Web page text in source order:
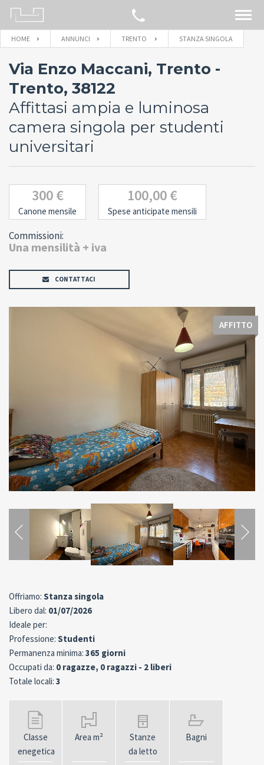
CERCA SULLA MAPPA
IMMOBILI
BLOG
HOME ANNUNCI TRENTO STANZA SINGOLA
Via Enzo Maccani, Trento -
Trento, 38122
Affittasi ampia e luminosa
camera singola per studenti
universitari
300 €
Canone mensile
100,00 €
Spese anticipate mensili
Commissioni:
Una mensilità + iva
CONTATTACI
AFFITTO
Offriamo: Stanza singola
Libero dal: 01/07/2026
Ideale per:
Professione: Studenti
Permanenza minima: 365 giorni
Occupati da: 0 ragazze, 0 ragazzi - 2 liberi
Totale locali: 3
Classe
enegetica
Area m²
Stanze
da letto
Bagni